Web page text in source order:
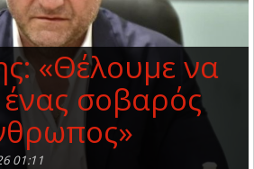
«Θέλουμε να
ένας σοβαρός
01:11